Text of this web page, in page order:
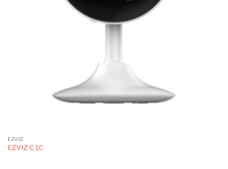
EZVIZ
EZVIZ C1C